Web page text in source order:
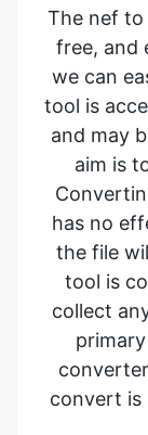
tool is
and may
aim is
has no
the file
tool is
collect
convert is
What